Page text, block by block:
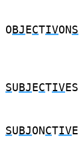
O BJ ECTIVON S
SU BJ ECTIVES
SU BJON CTIVE